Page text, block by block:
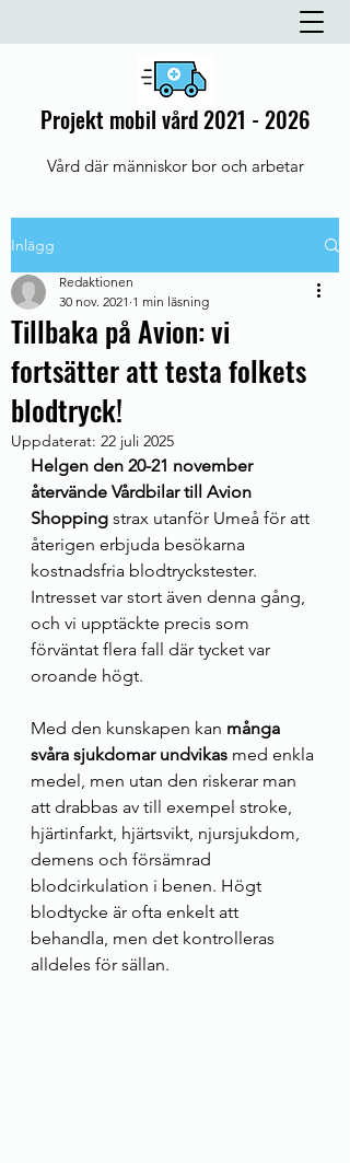
Projekt mobil vård 2021 - 2026
Vård där människor bor och arbetar
Inlägg
Tillbaka på Avion: vi
fortsätter att testa folkets
blodtryck!
Redaktionen
30 nov. 2021 1 min läsning
Uppdaterat: 22 juli 2025
Helgen den 20-21 november
återvände Vårdbilar till Avion
Shopping strax utanför Umeå för att
återigen erbjuda besökarna
kostnadsfria blodtryckstester.
Intresset var stort även denna gång,
och vi upptäckte precis som
förväntat flera fall där tycket var
oroande högt.
Med den kunskapen kan många
svåra sjukdomar undvikas med enkla
medel, men utan den riskerar man
att drabbas av till exempel stroke,
hjärtinfarkt, hjärtsvikt, njursjukdom,
demens och försämrad
blodcirkulation i benen. Högt
blodtycke är ofta enkelt att
behandla, men det kontrolleras
alldeles för sällan.